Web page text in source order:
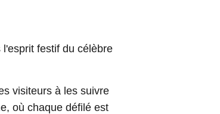
festif du célèbre
visiteurs à les suivre
où chaque défilé est